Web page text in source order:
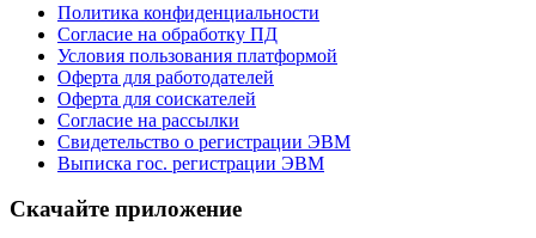
Политика конфиденциальности
Согласие на обработку ПД
Условия пользования платформой
Оферта для работодателей
Оферта для соискателей
Согласие на рассылки
Свидетельство о регистрации ЭВМ
Выписка гос. регистрации ЭВМ
Скачайте приложение